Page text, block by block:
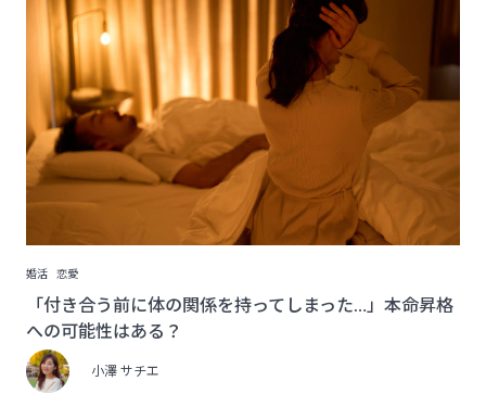
婚活 恋愛
「付き合う前に体の関係を持ってしまった…」本命昇格
への可能性はある？
小澤 サチエ